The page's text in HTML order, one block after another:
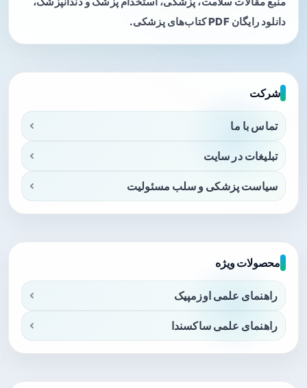
دانلود رایگان PDF کتاب‌های پزشکی.
شرکت
تماس با ما
تبلیغات در سایت
سیاست پزشکی و سلب مسئولیت
محصولات ویژه
راهنمای علمی اوزمپیک
راهنمای علمی ساکسندا